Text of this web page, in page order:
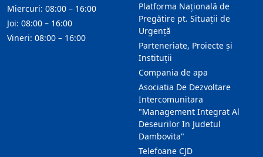
Platforma Națională de
Pregătire pt. Situații de
Urgență
Parteneriate, Proiecte și
Instituții
Compania de apa
Asociatia De Dezvoltare
Intercomunitara
"Management Integrat Al
Deseurilor In Judetul
Dambovita"
Telefoane CJD
Miercuri: 08:00 – 16:00
Joi: 08:00 – 16:00
Vineri: 08:00 – 16:00